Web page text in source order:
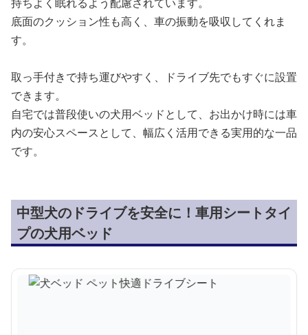
底面のクッション性も高く、車の振動を吸収してくれま
す。
取っ手付きで持ち運びやすく、ドライブ先でもすぐに設置
できます。
自宅では普段使いの犬用ベッドとして、お出かけ時には車
内の安心スペースとして、幅広く活用できる実用的な一品
です。
中型犬のドライブを安全に！車用シートタイ
プの犬用ベッド